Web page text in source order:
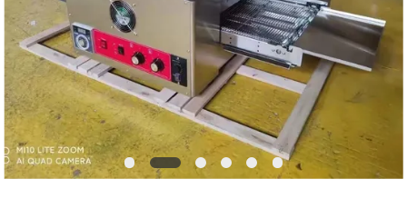
TIN
TỨC
CÁC
TRƯỜNG
HỢP